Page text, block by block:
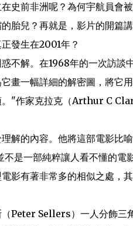
史前非洲呢？為何宇航員會
胎兒？再就是，影片的開篇
發生在2001年？
不解。在1968年的一次訪談
畫一幅詳細的解密圖，將它
"作家克拉克（Arthur C
解的內容。他將這部電影比
是一部純粹讓人看不懂的電
影有著非常多的相似之處，
Peter Sellers）一人分飾三